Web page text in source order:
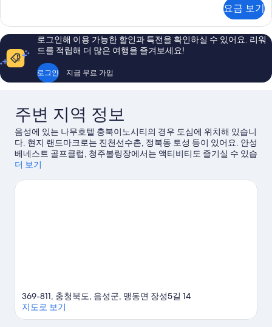
모
두
보
기
수
욕
조
(B)
자
세
요금 보기
로그인해 이용 가능한 할인과 특전을 확인하실 수 있어요. 리워
드를 적립해 더 많은 여행을 즐겨보세요!
로그인 지금 무료 가입
주변 지역 정보
음성에 있는 나무호텔 충북이노시티의 경우 도심에 위치해 있습니
다. 현지 랜드마크로는 진천선수촌, 정북동 토성 등이 있어요. 안성
베네스트 골프클럽, 청주볼링장에서는 액티비티도 즐기실 수 있습
니다. 한택식물원, 청주랜드도 놓치지 마세요.
더 보기
369-811, 충청북도, 음성군, 맹동면 장성5길 14
지도로 보기